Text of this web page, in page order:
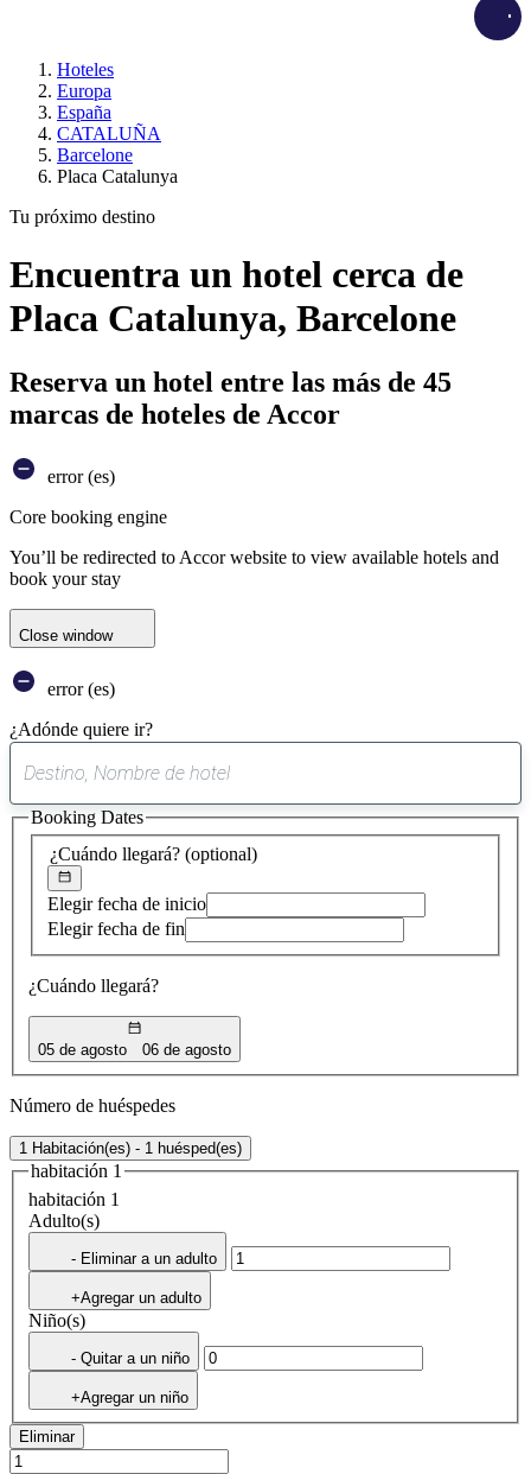
Hoteles
Europa
España
CATALUÑA
Barcelone
Placa Catalunya
Tu próximo destino
Encuentra un hotel cerca de
Placa Catalunya, Barcelone
Reserva un hotel entre las más de 45
marcas de hoteles de Accor
error (es)
Core booking engine
You’ll be redirected to Accor website to view available hotels and
book your stay
Close window
error (es)
¿Adónde quiere ir?
sugerencia
encontrada
¿Cuándo llegará? (optional)
Elegir fecha de inicio
Elegir fecha de fin
¿Cuándo llegará?
05 de agosto 06 de agosto
Booking Dates
Número de huéspedes
1 Habitación(es) - 1 huésped(es)
habitación 1
habitación 1
Adulto(s)
- Eliminar a un adulto
+Agregar un adulto
Niño(s)
- Quitar a un niño
+Agregar un niño
Eliminar